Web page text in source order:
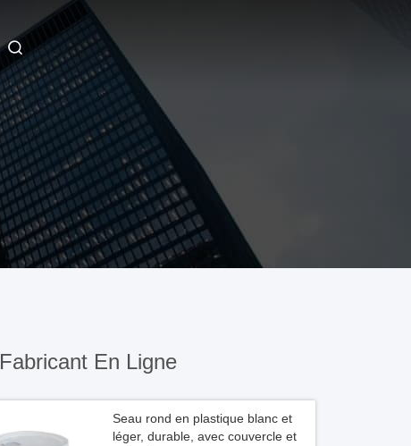
Fabricant En Ligne
Seau rond en plastique blanc et
léger, durable, avec couvercle et